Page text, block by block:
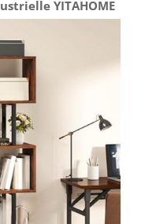
YITAHOME